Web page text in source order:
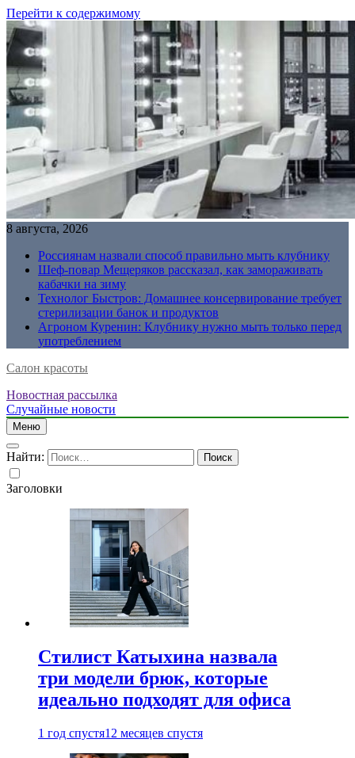
Перейти к содержимому
8 августа, 2026
Россиянам назвали способ правильно мыть клубнику
Шеф-повар Мещеряков рассказал, как замораживать
кабачки на зиму
Технолог Быстров: Домашнее консервирование требует
стерилизации банок и продуктов
Агроном Куренин: Клубнику нужно мыть только перед
употреблением
Салон красоты
Новостная рассылка
Случайные новости
Меню
Найти:
Заголовки
Стилист Катыхина назвала
три модели брюк, которые
идеально подходят для офиса
1 год спустя12 месяцев спустя